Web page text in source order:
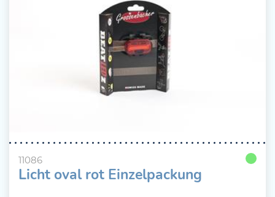
11086
Licht oval rot Einzelpackung